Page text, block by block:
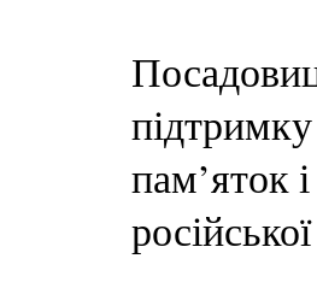
пам’яток
російської